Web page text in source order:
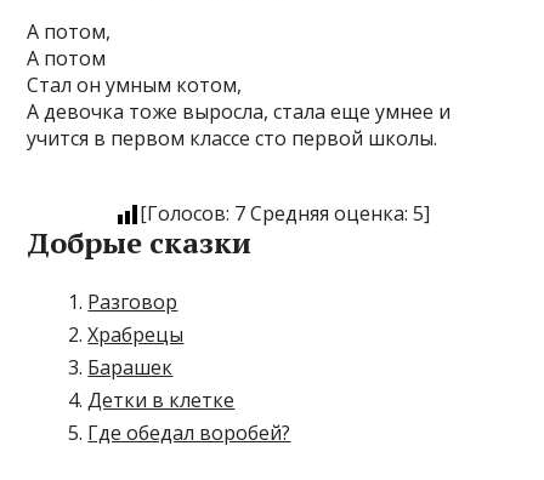
А потом,
А потом
Стал он умным котом,
А девочка тоже выросла, стала еще умнее и
учится в первом классе сто первой школы.
[Голосов: 7Средняя оценка: 5]
Добрые сказки
Разговор
Храбрецы
Барашек
Детки в клетке
Где обедал воробей?